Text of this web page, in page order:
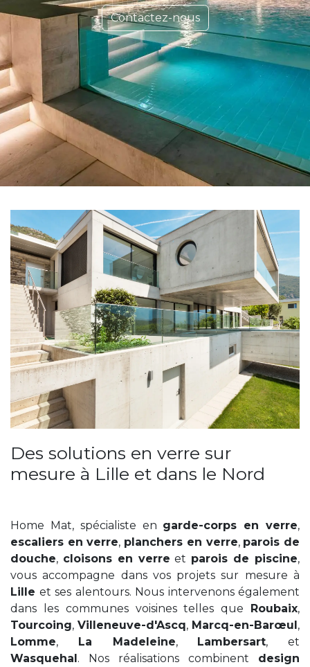
Contactez-nous
Des solutions en verre sur
mesure à Lille et dans le Nord
Home Mat, spécialiste en garde-corps en verre,
escaliers en verre, planchers en verre, parois de
douche, cloisons en verre et parois de piscine,
vous accompagne dans vos projets sur mesure à
Lille et ses alentours. Nous intervenons également
dans les communes voisines telles que Roubaix,
Tourcoing, Villeneuve-d'Ascq, Marcq-en-Barœul,
Lomme, La Madeleine, Lambersart, et
Wasquehal. Nos réalisations combinent design